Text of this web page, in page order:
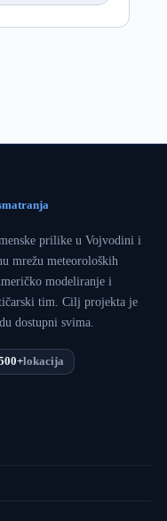
prilike u Vojvodini i
mrežu meteoroloških
modeliranje i
tim. Cilj projekta je
dostupni svima.
lokacija